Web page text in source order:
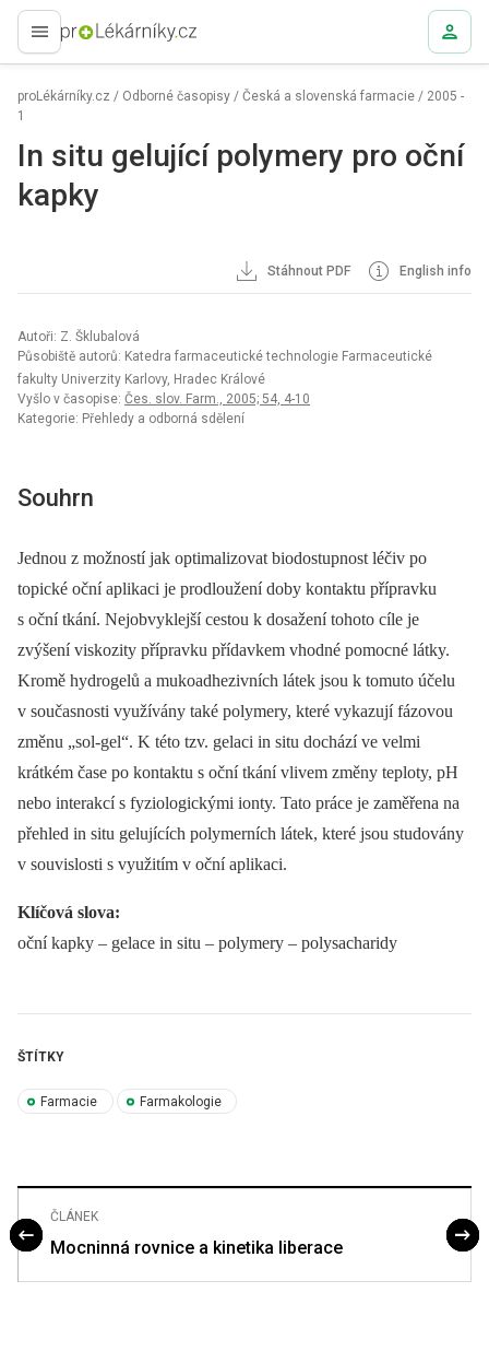
proLékaře.cz
proLékárníky.cz / Odborné časopisy / Česká a slovenská farmacie / 2005 -
1
In situ gelující polymery pro oční
kapky
Stáhnout PDF English info
Autoři: Z. Šklubalová
Působiště autorů: Katedra farmaceutické technologie Farmaceutické
fakulty Univerzity Karlovy, Hradec Králové
Vyšlo v časopise: Čes. slov. Farm., 2005; 54, 4-10
Kategorie: Přehledy a odborná sdělení
Souhrn
Jednou z možností jak optimalizovat biodostupnost léčiv po
topické oční aplikaci je prodloužení doby kontaktu přípravku
s oční tkání. Nejobvyklejší cestou k dosažení tohoto cíle je
zvýšení viskozity přípravku přídavkem vhodné pomocné látky.
Kromě hydrogelů a mukoadhezivních látek jsou k tomuto účelu
v současnosti využívány také polymery, které vykazují fázovou
změnu „sol-gel“. K této tzv. gelaci in situ dochází ve velmi
krátkém čase po kontaktu s oční tkání vlivem změny teploty, pH
nebo interakcí s fyziologickými ionty. Tato práce je zaměřena na
přehled in situ gelujících polymerních látek, které jsou studovány
v souvislosti s využitím v oční aplikaci.
Klíčová slova:
oční kapky –⁠ gelace in situ –⁠ polymery –⁠ polysacharidy
ŠTÍTKY
Farmacie Farmakologie
ČLÁNEK
Mocninná rovnice a kinetika liberace